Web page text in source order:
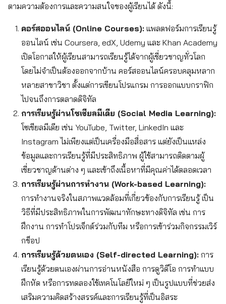
Search
for:
ตามความต้องการและความสนใจของผู้เรียนได้ ดังนี้:
คอร์สออนไลน์ (Online Courses):แพลตฟอร์มการเรียนรู้
ออนไลน์ เช่น Coursera, edX, Udemy และ Khan Academy
เปิดโอกาสให้ผู้เรียนสามารถเรียนรู้ได้จากผู้เชี่ยวชาญทั่วโลก
โดยไม่จำเป็นต้องออกจากบ้าน คอร์สออนไลน์ครอบคลุมหลาก
หลายสาขาวิชา ตั้งแต่การเขียนโปรแกรม การออกแบบกราฟิก
ไปจนถึงการตลาดดิจิทัล
การเรียนรู้ผ่านโซเชียลมีเดีย (Social Media Learning):
โซเชียลมีเดีย เช่น YouTube, Twitter, LinkedIn และ
Instagram ไม่เพียงแต่เป็นเครื่องมือสื่อสาร แต่ยังเป็นแหล่ง
ข้อมูลและการเรียนรู้ที่มีประสิทธิภาพ ผู้ใช้สามารถติดตามผู้
เชี่ยวชาญด้านต่าง ๆ และเข้าถึงเนื้อหาที่มีคุณค่าได้ตลอดเวลา
การเรียนรู้ผ่านการทำงาน (Work-based Learning):
การทำงานจริงในสภาพแวดล้อมที่เกี่ยวข้องกับการเรียนรู้ เป็น
วิธีที่มีประสิทธิภาพในการพัฒนาทักษะทางดิจิทัล เช่น การ
ฝึกงาน การทำโปรเจ็กต์ร่วมกับทีม หรือการเข้าร่วมกิจกรรมเวิร์
กช็อป
การเรียนรู้ด้วยตนเอง (Self-directed Learning):การ
เรียนรู้ด้วยตนเองผ่านการอ่านหนังสือ การดูวิดีโอ การทำแบบ
ฝึกหัด หรือการทดลองใช้เทคโนโลยีใหม่ ๆ เป็นรูปแบบที่ช่วยส่ง
เสริมความคิดสร้างสรรค์และการเรียนรู้ที่เป็นอิสระ